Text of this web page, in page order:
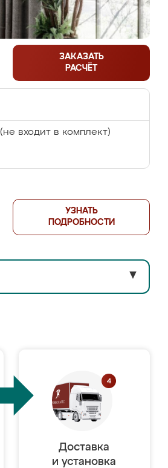
ЗАКАЗАТЬ
РАСЧЁТ
входит в комплект)
УЗНАТЬ
ПОДРОБНОСТИ
▼
Доставка
и установка